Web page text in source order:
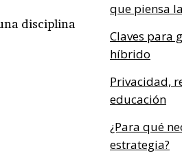
disciplina
que piensa
Claves para
híbrido
Privacidad,
educación
¿Para qué
estrategia?